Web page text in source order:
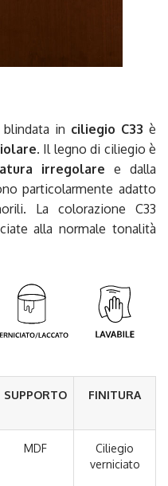
in ciliegio C33 è
. Il legno di ciliegio è
irregolare e dalla
particolarmente adatto
La colorazione C33
alla normale tonalità
SUPPORTO FINITURA
MDF
Ciliegio
verniciato